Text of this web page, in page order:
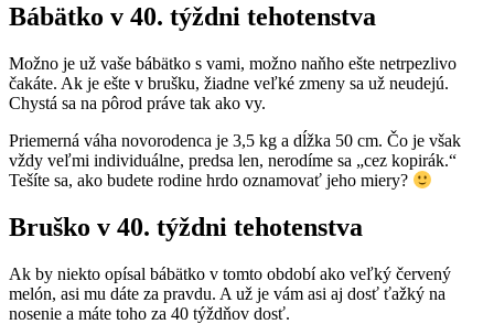
Bábätko v 40. týždni tehotenstva
Možno je už vaše bábätko s vami, možno naňho ešte netrpezlivo
čakáte. Ak je ešte v brušku, žiadne veľké zmeny sa už neudejú.
Chystá sa na pôrod práve tak ako vy.
Priemerná váha novorodenca je 3,5 kg a dĺžka 50 cm. Čo je však
vždy veľmi individuálne, predsa len, nerodíme sa „cez kopirák.“
Tešíte sa, ako budete rodine hrdo oznamovať jeho miery?
Bruško v 40. týždni tehotenstva
Ak by niekto opísal bábätko v tomto období ako veľký červený
melón, asi mu dáte za pravdu. A už je vám asi aj dosť ťažký na
nosenie a máte toho za 40 týždňov dosť.